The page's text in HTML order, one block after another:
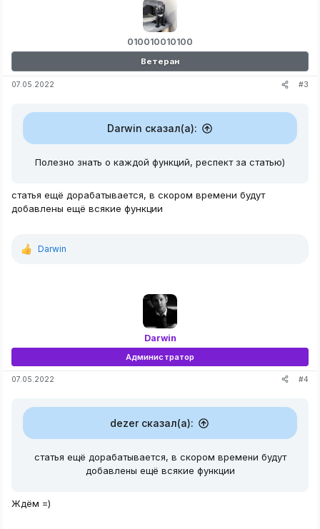
010010010100
Ветеран
07.05.2022 #3
Darwin сказал(а):
Полезно знать о каждой функций, респект за статью)
статья ещё дорабатывается, в скором времени будут
добавлены ещё всякие функции
Р
Darwin
Darwin
Администратор
07.05.2022 #4
dezer сказал(а):
статья ещё дорабатывается, в скором времени будут
добавлены ещё всякие функции
Ждём =)